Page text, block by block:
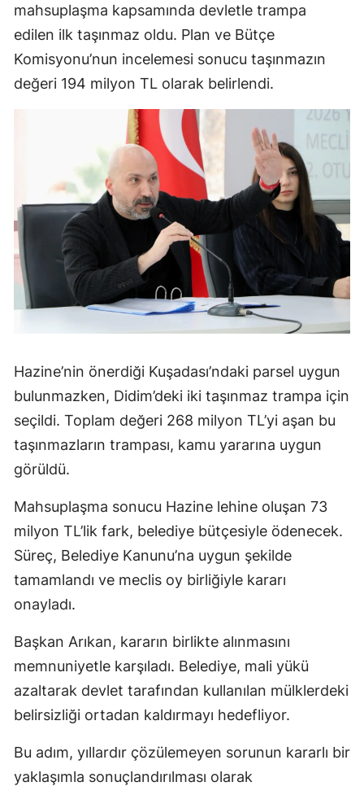
mahsuplaşma kapsamında devletle trampa
edilen ilk taşınmaz oldu. Plan ve Bütçe
Komisyonu’nun incelemesi sonucu taşınmazın
değeri 194 milyon TL olarak belirlendi.
Hazine’nin önerdiği Kuşadası’ndaki parsel uygun
bulunmazken, Didim’deki iki taşınmaz trampa için
seçildi. Toplam değeri 268 milyon TL’yi aşan bu
taşınmazların trampası, kamu yararına uygun
görüldü.
Mahsuplaşma sonucu Hazine lehine oluşan 73
milyon TL’lik fark, belediye bütçesiyle ödenecek.
Süreç, Belediye Kanunu’na uygun şekilde
tamamlandı ve meclis oy birliğiyle kararı
onayladı.
Başkan Arıkan, kararın birlikte alınmasını
memnuniyetle karşıladı. Belediye, mali yükü
azaltarak devlet tarafından kullanılan mülklerdeki
belirsizliği ortadan kaldırmayı hedefliyor.
Bu adım, yıllardır çözülemeyen sorunun kararlı bir
yaklaşımla sonuçlandırılması olarak